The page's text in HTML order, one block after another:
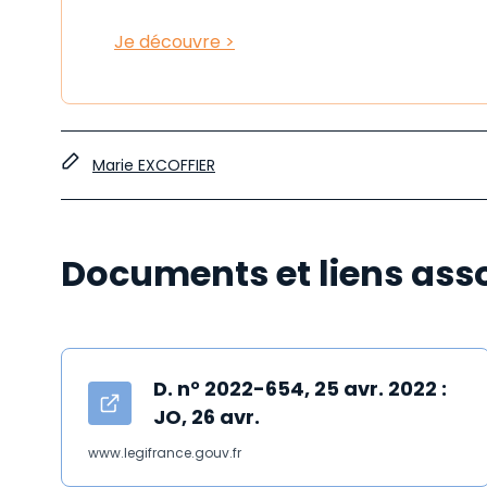
Je découvre >
Marie EXCOFFIER
Documents et liens
D. n° 2022-654, 25 avr. 2022 :
JO, 26 avr.
www.legifrance.gouv.fr